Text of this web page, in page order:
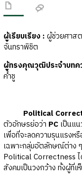
ผู้เรียบเรียง : ผู้ช่วยศาส
จันทราพิชิต
ผู้ทรงคุณวุฒิประจำบทค
ค้ำชู
Political
ตัวอักษรย่อว่า PCเป็นแน
เพื่อที่จะลดความรุนแรงห
เฉพาะกลุ่มอัตลักษณ์ต่าง
Political Correctness ไ
สังคมเป็นวงกว้าง ทั้งผู้ที่เ